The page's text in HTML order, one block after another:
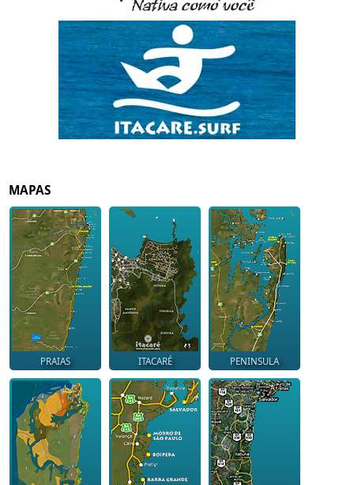
MAPAS
PRAIAS ITACARÉ PENINSULA